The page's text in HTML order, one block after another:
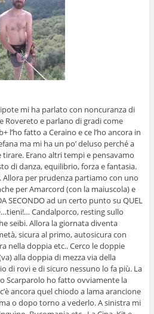
mi ha parlato con noncuranza di
Rovereto e parlano di gradi come
l’ho fatto a Ceraino e ce l’ho ancora in
ma mi ha un po’ deluso perché a
tirare. Erano altri tempi e pensavamo
di danza, equilibrio, forza e fantasia.
Allora per prudenza partiamo con uno
per Amarcord (con la maiuscola) e
SECONDO ad un certo punto su QUEL
Candalporco, resting sullo
seibi. Allora la giornata diventa
sicura al primo, autosicura con
nella doppia etc.. Cerco le doppie
alla doppia di mezza via della
di rovi e di sicuro nessuno lo fa più. La
Scarparolo ho fatto ovviamente la
ancora quel chiodo a lama arancione
o dopo torno a vederlo. A sinistra mi